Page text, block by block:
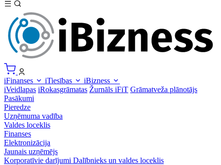
iFinanses iTiesības
iBizness
iVeidlapas iRokasgrāmatas Žurnāls iFiT Grāmatveža plānotājs
Pasākumi
Pieredze
Uzņēmuma vadība
Valdes loceklis
Finanses
Elektronizācija
Jaunais uzņēmējs
Korporatīvie darījumi Dalībnieks un valdes loceklis